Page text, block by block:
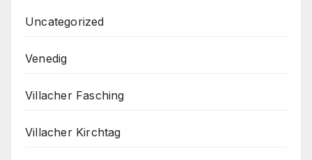
Uncategorized
Venedig
Villacher Fasching
Villacher Kirchtag